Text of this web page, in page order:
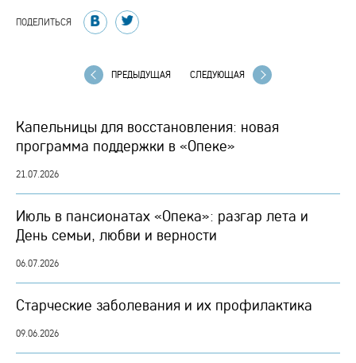
ПОДЕЛИТЬСЯ
ПРЕДЫДУЩАЯ СЛЕДУЮЩАЯ
Капельницы для восстановления: новая
программа поддержки в «Опеке»
21.07.2026
Июль в пансионатах «Опека»: разгар лета и
День семьи, любви и верности
06.07.2026
Старческие заболевания и их профилактика
09.06.2026